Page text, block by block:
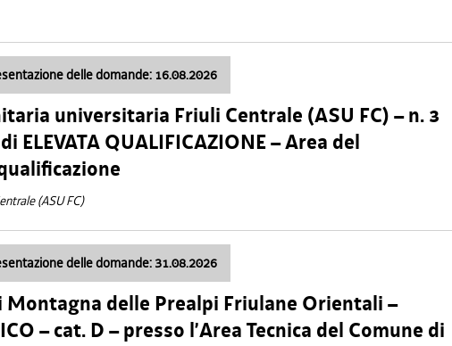
delle domande: 16.08.2026
universitaria Friuli Centrale (ASU FC) – n. 3
ELEVATA QUALIFICAZIONE – Area del
(ASU FC)
delle domande: 31.08.2026
Montagna delle Prealpi Friulane Orientali –
– cat. D – presso l’Area Tecnica del Comune di